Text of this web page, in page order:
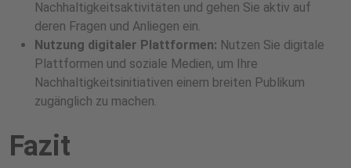
Nachhaltigkeitsaktivitäten und gehen Sie aktiv auf
deren Fragen und Anliegen ein.
Nutzung digitaler Plattformen: Nutzen Sie digitale
Plattformen und soziale Medien, um Ihre
Nachhaltigkeitsinitiativen einem breiten Publikum
zugänglich zu machen.
Fazit